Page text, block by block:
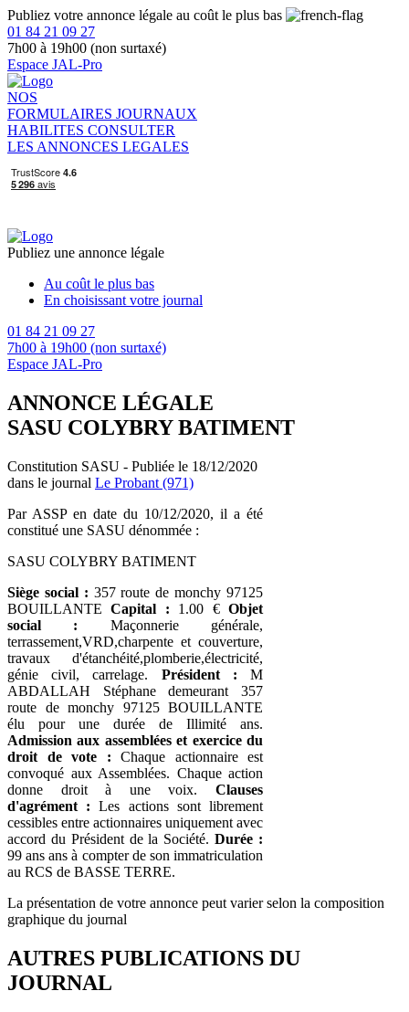
Publiez votre annonce légale au coût le plus bas
01 84 21 09 27
7h00 à 19h00 (non surtaxé)
Espace JAL-Pro
NOS
FORMULAIRES JOURNAUX
HABILITES CONSULTER
LES ANNONCES LEGALES
Publiez une annonce légale
Au coût le plus bas
En choisissant votre journal
01 84 21 09 27
7h00 à 19h00 (non surtaxé)
Espace JAL-Pro
ANNONCE LÉGALE
SASU COLYBRY BATIMENT
Constitution SASU - Publiée le 18/12/2020
dans le journal Le Probant (971)
Par ASSP en date du 10/12/2020, il a été
constitué une SASU dénommée :
SASU COLYBRY BATIMENT
Siège social : 357 route de monchy 97125
BOUILLANTECapital : 1.00 €Objet
social : Maçonnerie générale,
terrassement,VRD,charpente et couverture,
travaux d'étanchéité,plomberie,électricité,
génie civil, carrelage. Président : M
ABDALLAH Stéphane demeurant 357
route de monchy 97125 BOUILLANTE
élu pour une durée de Illimité ans.
Admission aux assemblées et exercice du
droit de vote : Chaque actionnaire est
convoqué aux Assemblées. Chaque action
donne droit à une voix. Clauses
d'agrément : Les actions sont librement
cessibles entre actionnaires uniquement avec
accord du Président de la Société.Durée :
99 ans ans à compter de son immatriculation
au RCS de BASSE TERRE.
La présentation de votre annonce peut varier selon la composition
graphique du journal
AUTRES PUBLICATIONS DU
JOURNAL